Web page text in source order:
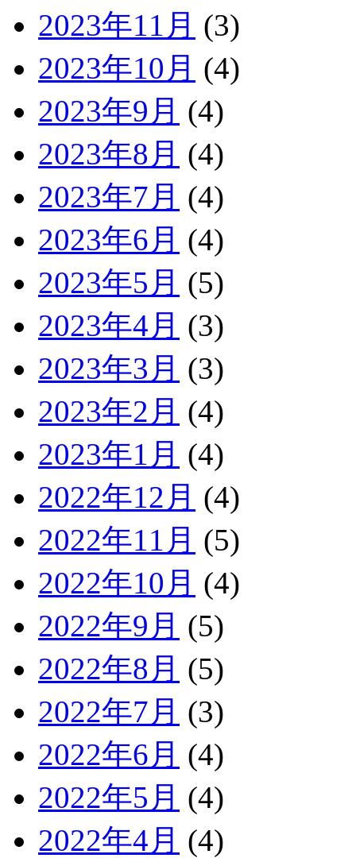
2023年11月 (3)
2023年10月 (4)
2023年9月 (4)
2023年8月 (4)
2023年7月 (4)
2023年6月 (4)
2023年5月 (5)
2023年4月 (3)
2023年3月 (3)
2023年2月 (4)
2023年1月 (4)
2022年12月 (4)
2022年11月 (5)
2022年10月 (4)
2022年9月 (5)
2022年8月 (5)
2022年7月 (3)
2022年6月 (4)
2022年5月 (4)
2022年4月 (4)